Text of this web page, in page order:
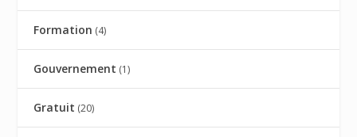
Formation (4)
Gouvernement (1)
Gratuit (20)